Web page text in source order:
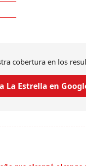
cobertura en los
La Estrella en
Un